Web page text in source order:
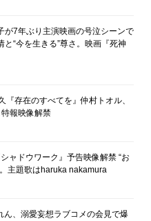
が7年ぶり主演映画の号泣シーンで
“今を生きる”尊さ。映画『死神
存在のすべてを』仲村トオル、
報映像解禁
ャドウワーク』予告映像解禁 “お
主題歌はharuka nakamura
ん、溺愛妄想ラブコメの会見で爆